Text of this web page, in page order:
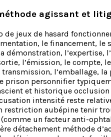
agissant et
de jeux de hasard
le financement, le
démonstration, l’expertise,
l’émission, le compte,
transmission, l’emballage,
prison personnifier
et historique
intensité reste
restriction aubépine tenir
un facteur anti-
détachement méthode